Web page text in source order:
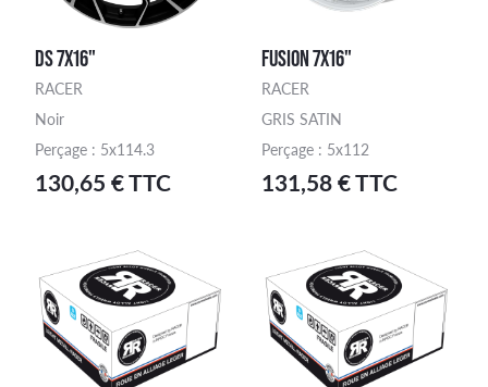
DS 7X16"
RACER
Noir
Perçage : 5x114.3
130,65 € TTC
FUSION 7X16"
RACER
GRIS SATIN
Perçage : 5x112
131,58 € TTC